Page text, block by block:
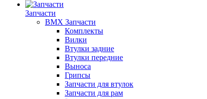
Запчасти
BMX Запчасти
Комплекты
Вилки
Втулки задние
Втулки передние
Выноса
Грипсы
Запчасти для втулок
Запчасти для рам